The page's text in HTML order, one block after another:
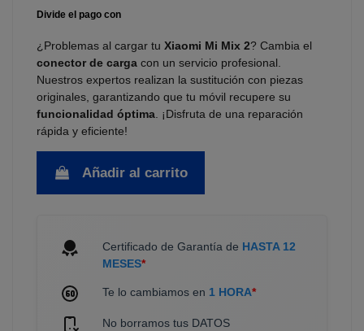
¿Problemas al cargar tu Xiaomi Mi Mix 2? Cambia el
conector de carga con un servicio profesional.
Nuestros expertos realizan la sustitución con piezas
originales, garantizando que tu móvil recupere su
funcionalidad óptima . ¡Disfruta de una reparación
rápida y eficiente!
Añadir al carrito
Certificado de Garantía de HASTA 12
MESES*
Te lo cambiamos en 1 HORA*
No borramos tus DATOS